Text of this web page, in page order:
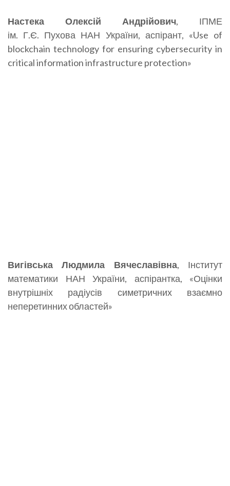
Настека Олексій Андрійович, ІПМЕ
ім. Г.Є. Пухова НАН України, аспірант, «Use of
blockchain technology for ensuring cybersecurity in
critical information infrastructure protection»
Вигівська Людмила Вячеславівна, Інститут
математики НАН України, аспірантка, «Оцінки
внутрішніх радіусів симетричних взаємно
неперетинних областей»